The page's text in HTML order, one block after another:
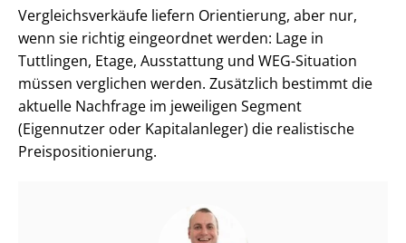
Ver­gleichs­ver­käu­fe liefern Orientierung, aber nur,
wenn sie richtig eingeordnet werden: Lage in
Tuttlingen, Etage, Ausstattung und WEG-Situation
müssen verglichen werden. Zusätzlich bestimmt die
aktuelle Nachfrage im jeweiligen Segment
(Eigennutzer oder Kapitalanleger) die realistische
Preis­po­si­tio­nie­rung.